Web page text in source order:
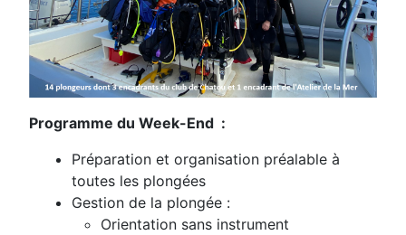
Programme du Week-End :
Préparation et organisation préalable à
toutes les plongées
Gestion de la plongée :
Orientation sans instrument